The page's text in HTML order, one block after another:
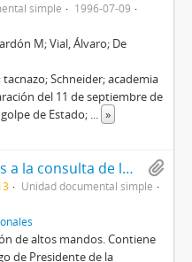
simple
1996-07-09
M; Vial, Álvaro; De
Schneider; academia
del 11 de septiembre de
de Estado; ... »
Borrador síntesis a la consulta de los altos mandos por el Decreto de Ley 527
Unidad documental simple
de altos mandos. Contiene
de Presidente de la